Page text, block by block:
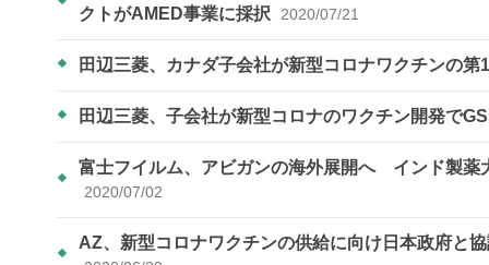
クトがAMED事業に採択
2020/07/21
田辺三菱、カナダ子会社が新型コロナワクチンの
田辺三菱、子会社が新型コロナのワクチン開発で
富士フイルム、アビガンの海外展開へ インド製薬
2020/07/02
AZ、新型コロナワクチンの供給に向け日本政府と